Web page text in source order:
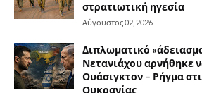
στρατιωτική ηγεσία
Αύγουστος 02, 2026
Διπλωματικό
Νετανιάχου αρνήθηκε
Ουάσιγκτον – Ρήγμα
Ουκρανίας